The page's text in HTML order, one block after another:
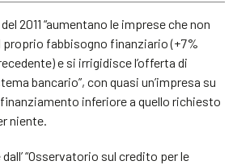
2011 “aumentano le imprese che non
fabbisogno finanziario (+7%
e si irrigidisce l’offerta di
bancario”, con quasi un’impresa su
inferiore a quello richiesto
niente.
“Osservatorio sul credito per le